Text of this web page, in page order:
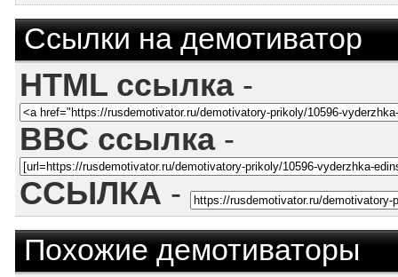
Ссылки на демотиватор
HTML ссылка-
BBC ссылка-
ССЫЛКА -
Похожие демотиваторы